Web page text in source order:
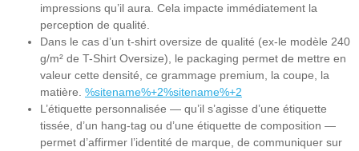
impressions qu’il aura. Cela impacte immédiatement la
perception de qualité
Dans le cas d’un t-shirt oversize de qualité (ex-le modèle 240
g/m² de T-Shirt Oversize), le packaging permet de mettre en
valeur cette densité, ce grammage premium, la coupe, la
matière. %sitename%+2%sitename%+2
L’étiquette personnalisée — qu’il s’agisse d’une étiquette
tissée, d’un hang-tag ou d’une étiquette de composition —
permet d’affirmer l’identité de marque , de communiquer sur